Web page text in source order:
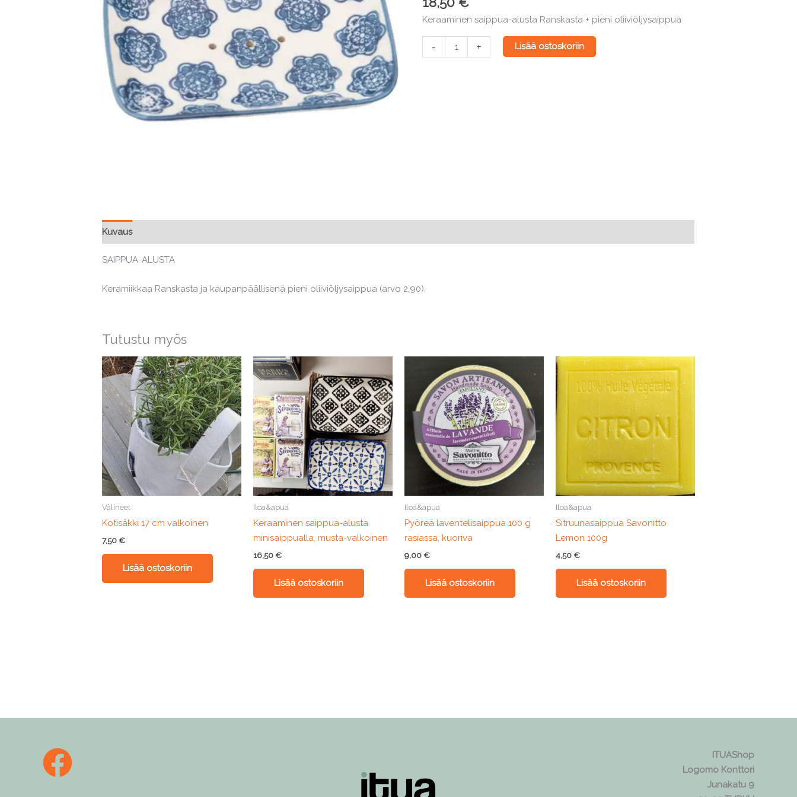
Keraaminen saippua-alusta Ranskasta + pieni oliiviöljysaippua
-
Keraaminen
saippua-
+ Lisää ostoskoriin
Kuvaus
SAIPPUA-ALUSTA
Keramiikkaa Ranskasta ja kaupanpäällisenä pieni oliiviöljysaippua (arvo 2,90).
Tutustu myös
Välineet
Kotisäkki 17 cm valkoinen
7,50€
Lisää ostoskoriin
Iloa&apua
Keraaminen saippua-alusta
minisaippualla, musta-valkoinen
16,50€
Lisää ostoskoriin
Iloa&apua
Pyöreä laventelisaippua 100 g
rasiassa, kuoriva
9,00€
Lisää ostoskoriin
Iloa&apua
Sitruunasaippua Savonitto
Lemon 100g
4,50€
Lisää ostoskoriin
ITUAShop
Logomo Konttori
Junakatu 9